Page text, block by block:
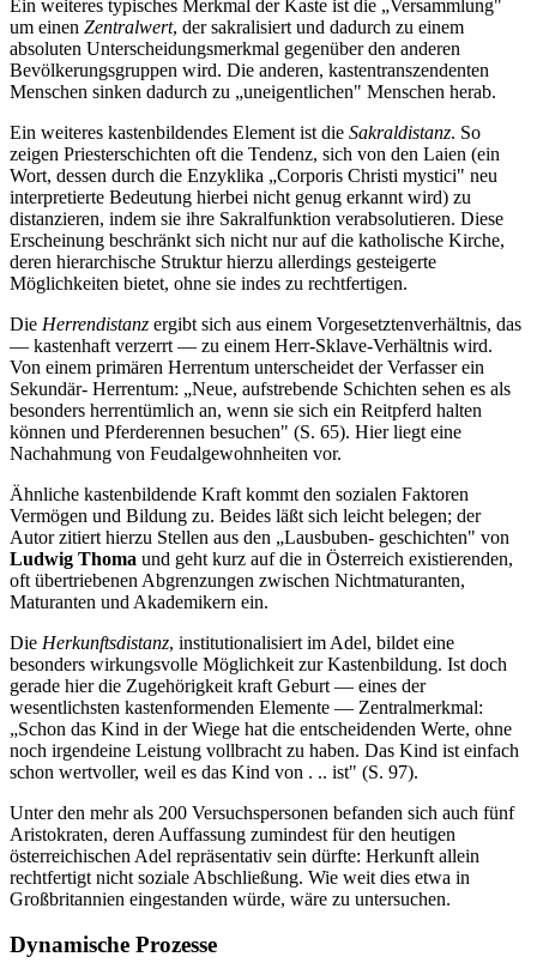
Ein weiteres typisches Merkmal der Kaste ist die „Versammlung"
um einen Zentralwert, der sakralisiert und dadurch zu einem
absoluten Unterscheidungsmerkmal gegenüber den anderen
Bevölkerungsgruppen wird. Die anderen, kastentranszendenten
Menschen sinken dadurch zu „uneigentlichen" Menschen herab.
Ein weiteres kastenbildendes Element ist die Sakraldistanz. So
zeigen Priesterschichten oft die Tendenz, sich von den Laien (ein
Wort, dessen durch die Enzyklika „Corporis Christi mystici" neu
interpretierte Bedeutung hierbei nicht genug erkannt wird) zu
distanzieren, indem sie ihre Sakralfunktion verabsolutieren. Diese
Erscheinung beschränkt sich nicht nur auf die katholische Kirche,
deren hierarchische Struktur hierzu allerdings gesteigerte
Möglichkeiten bietet, ohne sie indes zu rechtfertigen.
Die Herrendistanz ergibt sich aus einem Vorgesetztenverhältnis, das
— kastenhaft verzerrt — zu einem Herr-Sklave-Verhältnis wird.
Von einem primären Herrentum unterscheidet der Verfasser ein
Sekundär- Herrentum: „Neue, aufstrebende Schichten sehen es als
besonders herrentümlich an, wenn sie sich ein Reitpferd halten
können und Pferderennen besuchen" (S. 65). Hier liegt eine
Nachahmung von Feudalgewohnheiten vor.
Ähnliche kastenbildende Kraft kommt den sozialen Faktoren
Vermögen und Bildung zu. Beides läßt sich leicht belegen; der
Autor zitiert hierzu Stellen aus den „Lausbuben- geschichten" von
Ludwig Thoma und geht kurz auf die in Österreich existierenden,
oft übertriebenen Abgrenzungen zwischen Nichtmaturanten,
Maturanten und Akademikern ein.
Die Herkunftsdistanz, institutionalisiert im Adel, bildet eine
besonders wirkungsvolle Möglichkeit zur Kastenbildung. Ist doch
gerade hier die Zugehörigkeit kraft Geburt — eines der
wesentlichsten kastenformenden Elemente — Zentralmerkmal:
„Schon das Kind in der Wiege hat die entscheidenden Werte, ohne
noch irgendeine Leistung vollbracht zu haben. Das Kind ist einfach
schon wertvoller, weil es das Kind von . .. ist" (S. 97).
Unter den mehr als 200 Versuchspersonen befanden sich auch fünf
Aristokraten, deren Auffassung zumindest für den heutigen
österreichischen Adel repräsentativ sein dürfte: Herkunft allein
rechtfertigt nicht soziale Abschließung. Wie weit dies etwa in
Großbritannien eingestanden würde, wäre zu untersuchen.
Dynamische Prozesse